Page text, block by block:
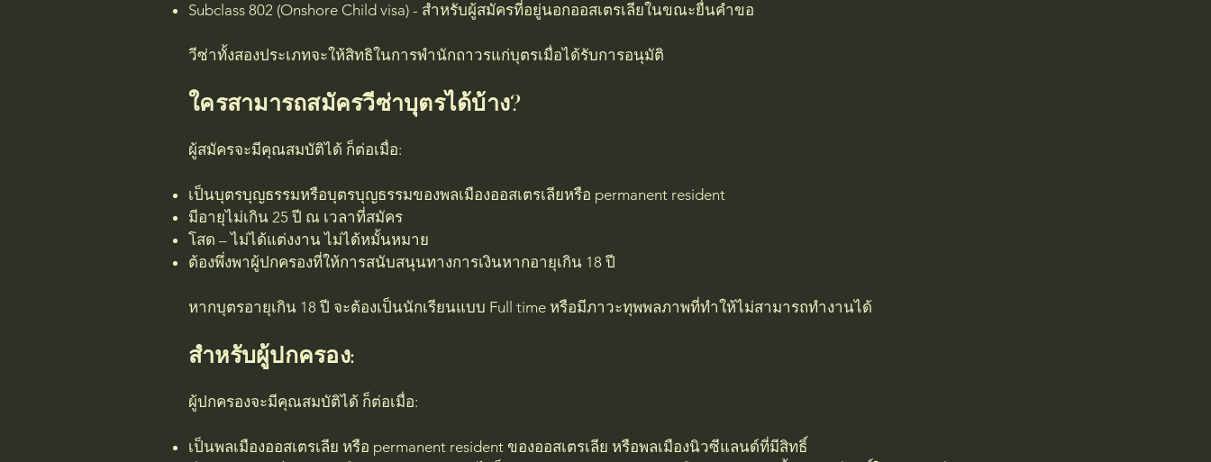
Subclass 802 (Onshore Child visa) - สำหรับผู้สมัครที่อยู่นอกออสเตรเลียในขณะยื่นคำขอ
วีซ่าทั้งสองประเภทจะให้สิทธิในการพำนักถาวรแก่บุตรเมื่อได้รับการอนุมัติ
ใครสามารถสมัครวีซ่าบุตรได้บ้าง?
ผู้สมัครจะมีคุณสมบัติได้ ก็ต่อเมื่อ:
เป็นบุตรบุญธรรมหรือบุตรบุญธรรมของพลเมืองออสเตรเลียหรือ permanent resident
มีอายุไม่เกิน 25 ปี ณ เวลาที่สมัคร
โสด – ไม่ได้แต่งงาน ไม่ได้หมั้นหมาย
ต้องพึ่งพาผู้ปกครองที่ให้การสนับสนุนทางการเงินหากอายุเกิน 18 ปี
หากบุตรอายุเกิน 18 ปี จะต้องเป็นนักเรียนแบบ Full time หรือมีภาวะทุพพลภาพที่ทำให้ไม่สามารถทำงานได้
สำหรับผู้ปกครอง:
ผู้ปกครองจะมีคุณสมบัติได้ ก็ต่อเมื่อ:
เป็นพลเมืองออสเตรเลีย หรือ permanent resident ของออสเตรเลีย หรือพลเมืองนิวซีแลนด์ที่มีสิทธิ์